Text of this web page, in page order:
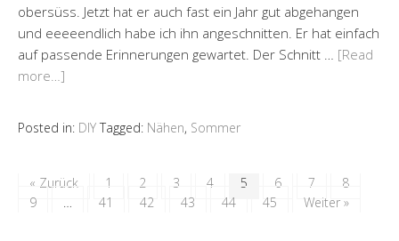
obersüss. Jetzt hat er auch fast ein Jahr gut abgehangen
und eeeeendlich habe ich ihn angeschnitten. Er hat einfach
auf passende Erinnerungen gewartet. Der Schnitt … [Read
more…]
Posted in: DIY Tagged: Nähen, Sommer
« Zurück 1 2 3 4 5 6 7
8
9
41 42 43 44 45 Weiter »